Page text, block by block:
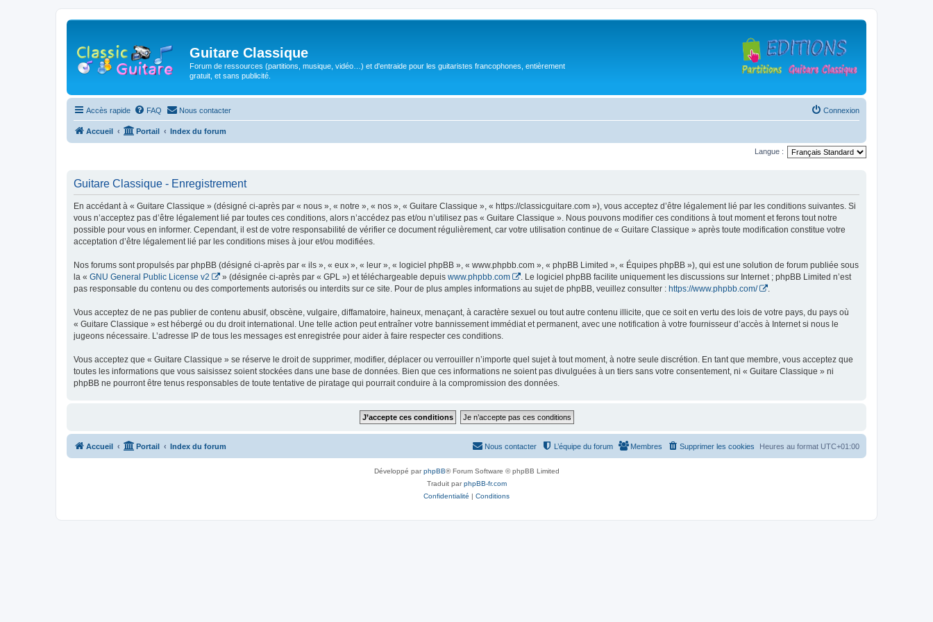
Guitare Classique
Forum de ressources (partitions, musique, vidéo…) et d'entraide pour les guitaristes francophones, entièrement
gratuit, et sans publicité.
Accès rapide FAQ Nous contacter Connexion
Accueil Portail Index du forum
Langue :
Guitare Classique - Enregistrement
En accédant à « Guitare Classique » (désigné ci-après par « nous », « notre », « nos », « Guitare Classique », « https://classicguitare.com »), vous acceptez d’être légalement lié par les conditions suivantes. Si
vous n’acceptez pas d’être légalement lié par toutes ces conditions, alors n’accédez pas et/ou n’utilisez pas « Guitare Classique ». Nous pouvons modifier ces conditions à tout moment et ferons tout notre
possible pour vous en informer. Cependant, il est de votre responsabilité de vérifier ce document régulièrement, car votre utilisation continue de « Guitare Classique » après toute modification constitue votre
acceptation d’être légalement lié par les conditions mises à jour et/ou modifiées.
Nos forums sont propulsés par phpBB (désigné ci-après par « ils », « eux », « leur », « logiciel phpBB », « www.phpbb.com », « phpBB Limited », « Équipes phpBB »), qui est une solution de forum publiée sous
la « GNU General Public License v2 » (désignée ci-après par « GPL ») et téléchargeable depuis www.phpbb.com
. Le logiciel phpBB facilite uniquement les discussions sur Internet ; phpBB Limited n’est
pas responsable du contenu ou des comportements autorisés ou interdits sur ce site. Pour de plus amples informations au sujet de phpBB, veuillez consulter : https://www.phpbb.com/ .
Vous acceptez de ne pas publier de contenu abusif, obscène, vulgaire, diffamatoire, haineux, menaçant, à caractère sexuel ou tout autre contenu illicite, que ce soit en vertu des lois de votre pays, du pays où
« Guitare Classique » est hébergé ou du droit international. Une telle action peut entraîner votre bannissement immédiat et permanent, avec une notification à votre fournisseur d’accès à Internet si nous le
jugeons nécessaire. L’adresse IP de tous les messages est enregistrée pour aider à faire respecter ces conditions.
Vous acceptez que « Guitare Classique » se réserve le droit de supprimer, modifier, déplacer ou verrouiller n’importe quel sujet à tout moment, à notre seule discrétion. En tant que membre, vous acceptez que
toutes les informations que vous saisissez soient stockées dans une base de données. Bien que ces informations ne soient pas divulguées à un tiers sans votre consentement, ni « Guitare Classique » ni
phpBB ne pourront être tenus responsables de toute tentative de piratage qui pourrait conduire à la compromission des données.
Accueil Portail Index du forum Heures au format UTC+01:00
Supprimer les cookies
Membres
L’équipe du forum
Nous contacter
Développé parphpBB® Forum Software © phpBB Limited
Traduit parphpBB-fr.com
Confidentialité | Conditions